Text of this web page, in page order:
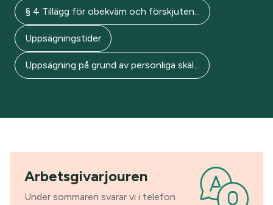
§ 4 Tillägg för obekväm och förskjuten...
Uppsägningstider
Uppsägning på grund av personliga skäl...
Arbetsgivarjouren
Under sommaren svarar vi i telefon